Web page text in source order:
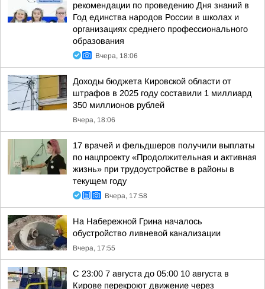
рекомендации по проведению Дня знаний в
Год единства народов России в школах и
организациях среднего профессионального
образования
Вчера, 18:06
Доходы бюджета Кировской области от
штрафов в 2025 году составили 1 миллиард
350 миллионов рублей
Вчера, 18:06
17 врачей и фельдшеров получили выплаты
по нацпроекту «Продолжительная и активная
жизнь» при трудоустройстве в районы в
текущем году
Вчера, 17:58
На Набережной Грина началось
обустройство ливневой канализации
Вчера, 17:55
С 23:00 7 августа до 05:00 10 августа в
Кирове перекроют движение через